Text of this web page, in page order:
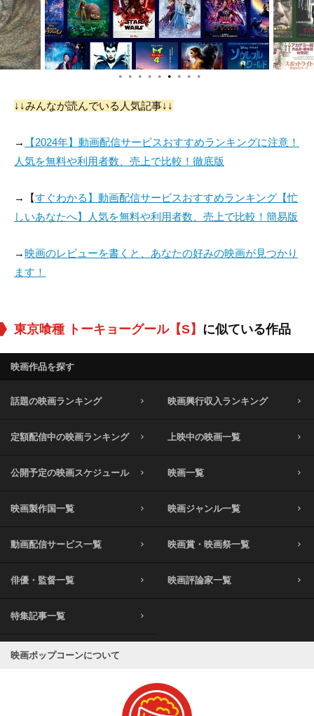
● ● ● ● ● ● ● ● ●
↓↓みんなが読んでいる人気記事↓↓
→
【2024年】動画配信サービスおすすめランキングに注意！
人気を無料や利用者数、売上で比較！徹底版
→【すぐわかる】動画配信サービスおすすめランキング【忙
しいあなたへ】人気を無料や利用者数、売上で比較！簡易版
→映画のレビューを書くと、あなたの好みの映画が見つかり
ます！
東京喰種 トーキョーグール【S】 に似ている作品
映画作品を探す
話題の映画ランキング 映画興行収入ランキング
定額配信中の映画ランキング 上映中の映画一覧
公開予定の映画スケジュール 映画一覧
映画製作国一覧 映画ジャンル一覧
動画配信サービス一覧 映画賞・映画祭一覧
俳優・監督一覧 映画評論家一覧
特集記事一覧
映画ポップコーンについて